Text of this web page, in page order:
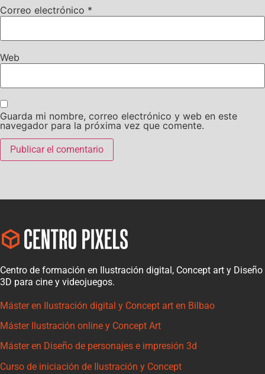
Correo electrónico *
Web
Guarda mi nombre, correo electrónico y web en este
navegador para la próxima vez que comente.
Centro de formación en Ilustración digital, Concept art y Diseño
3D para cine y videojuegos.
Máster en Ilustración digital y Concept art en Bilbao
Máster Ilustración online y Concept Art
Máster en Diseño de personajes e impresión 3d
Curso de iniciación de Ilustración y Concept